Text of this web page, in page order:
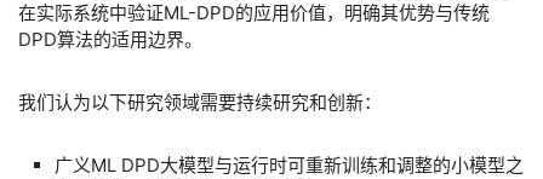
在实际系统中验证ML-DPD的应用价值，明确其优势与传统
DPD算法的适用边界。
​我们认为以下研究领域需要持续研究和创新：
​广义ML DPD大模型与运行时可重新训练和调整的小模型之